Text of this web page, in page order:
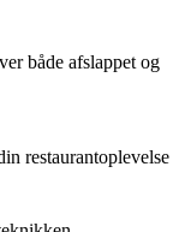
både afslappet og
restaurantoplevelse